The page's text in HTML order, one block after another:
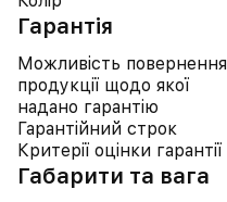
Гарантія
Можливість повернення
продукції щодо якої
надано гарантію
Гарантійний строк
Критерії оцінки гарантії
Габарити та вага